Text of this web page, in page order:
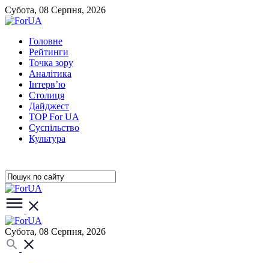
Субота, 08 Серпня, 2026
Головне
Рейтинги
Точка зору
Аналітика
Інтерв’ю
Столиця
Дайджест
TOP For UA
Суспiльство
Культура
Субота, 08 Серпня, 2026